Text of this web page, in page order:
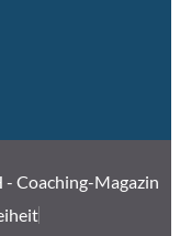
Coaching-Magazin